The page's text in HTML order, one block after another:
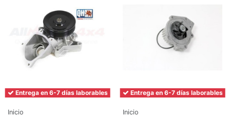
Entrega en 6-7 días laborables
Inicio
Entrega en 6-7 días laborables
Inicio